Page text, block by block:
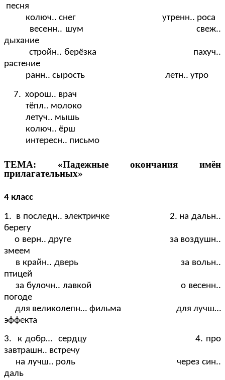
песня
колюч.. снег утренн.. роса
весенн.. шум свеж..
дыхание
стройн.. берёзка пахуч..
растение
ранн.. сырость летн.. утро
7. хорош.. врач
тёпл.. молоко
летуч.. мышь
колюч.. ёрш
интересн.. письмо
ТЕМА: «Падежные окончания имён
прилагательных»
4 класс
1. в последн.. электричке 2. на дальн..
берегу
о верн.. друге за воздушн..
змеем
в крайн.. дверь за вольн..
птицей
за булочн.. лавкой о весенн..
погоде
для великолепн… фильма для лучш…
эффекта
3. к добр… сердцу 4. про
завтрашн.. встречу
на лучш.. роль через син..
даль